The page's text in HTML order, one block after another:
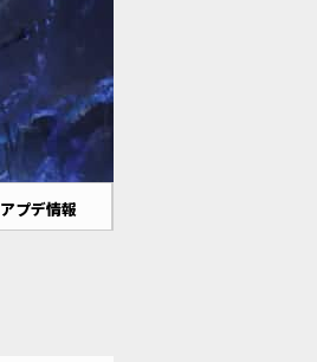
アプデ情報